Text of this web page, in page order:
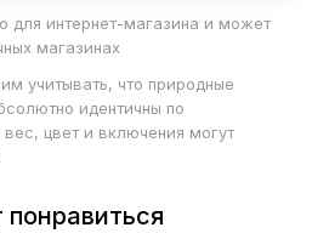
для интернет-магазина и может
магазинах
учитывать, что природные
идентичны по
цвет и включения могут